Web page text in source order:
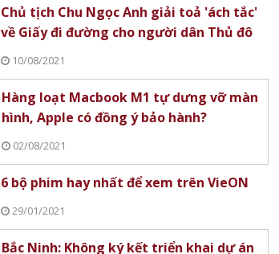
Chủ tịch Chu Ngọc Anh giải toả 'ách tắc'
về Giấy đi đường cho người dân Thủ đô
10/08/2021
Hàng loạt Macbook M1 tự dưng vỡ màn
hình, Apple có đồng ý bảo hành?
02/08/2021
6 bộ phim hay nhất để xem trên VieON
29/01/2021
Bắc Ninh: Không ký kết triển khai dự án